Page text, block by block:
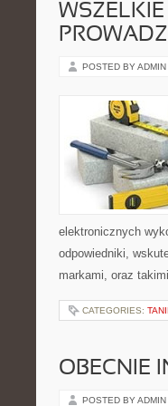
POSTED BY ADMIN
elektronicznych
odpowiedniki,
markami, oraz
CATEGORIES:
OBECNIE
POSTED BY ADMIN